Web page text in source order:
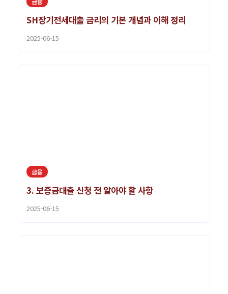
SH장기전세대출 금리의 기본 개념과 이해 정리
2025-06-15
금융
3. 보증금대출 신청 전 알아야 할 사항
2025-06-15